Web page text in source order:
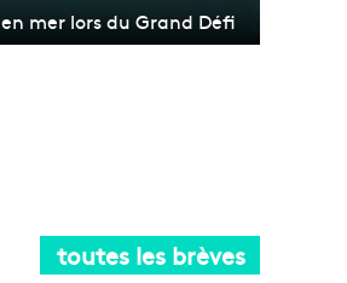
mer lors du Grand Défi
toutes les brèves